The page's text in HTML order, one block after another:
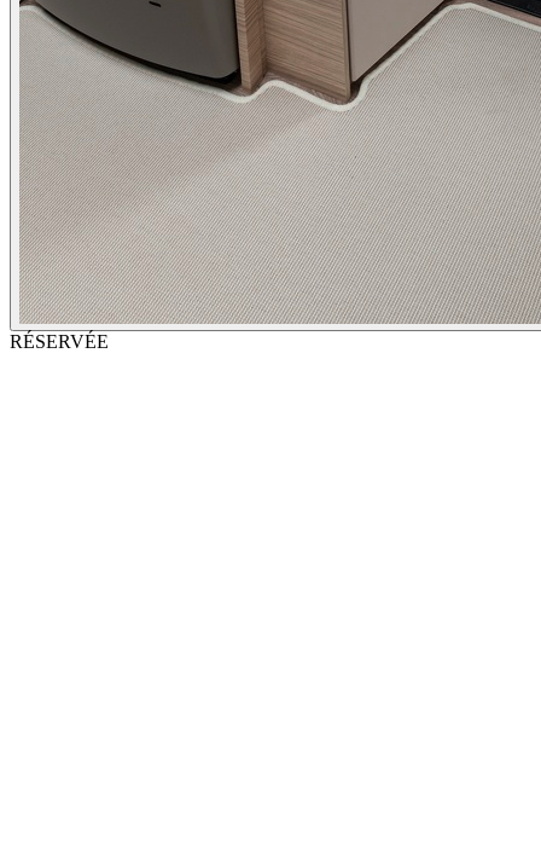
RÉSERVÉE